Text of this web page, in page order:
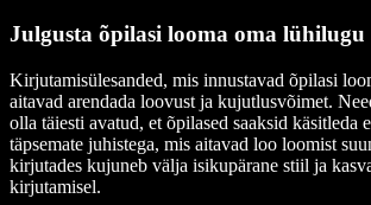
Julgusta õpilasi looma oma lühilugu
Kirjutamisülesanded, mis innustavad õpilasi
aitavad arendada loovust ja kujutlusvõimet.
olla täiesti avatud, et õpilased saaksid käsitleda
täpsemate juhistega, mis aitavad loo loomist
kirjutades kujuneb välja isikupärane stiil ja
kirjutamisel.